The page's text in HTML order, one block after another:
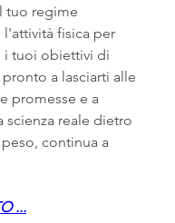
tuo regime
l'attività fisica per
i tuoi obiettivi di
a lasciarti alle
promesse e a
scienza reale dietro
continua a
...